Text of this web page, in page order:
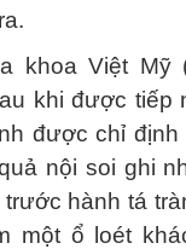
khoa Việt Mỹ
khi được tiếp
được chỉ
nội soi ghi
hành tá
một ổ loét